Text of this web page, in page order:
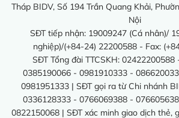
Tháp BIDV, Số 194 Trần Quang Khải,
Nội
SĐT tiếp nhận: 19009247 (Cá nhân)/
nghiệp)/(+84-24) 22200588 - Fax:
SĐT Tổng đài TTCSKH:
0385190066 - 0981910333 -
0981951333 | SĐT gọi ra từ Chi nhánh
0336128333 - 0766069388 -
0822150068 | SĐT xác minh giao dịch thẻ,